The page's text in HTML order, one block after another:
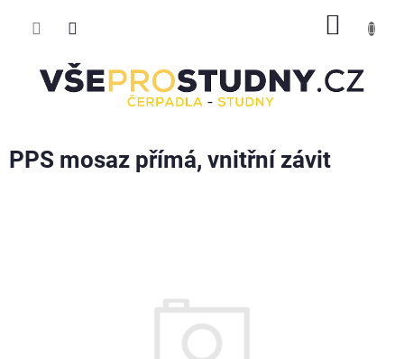
PPS mosaz přímá, vnitřní závit